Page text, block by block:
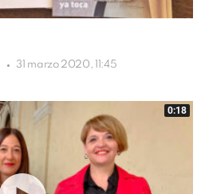
31 marzo 2020, 11:45
0:18